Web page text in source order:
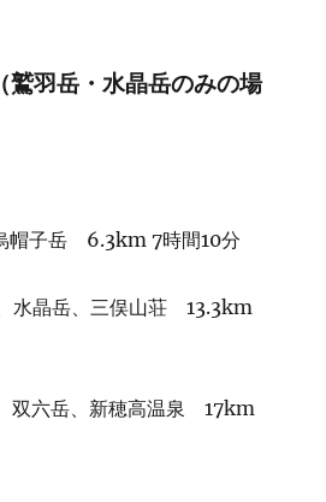
鷲羽岳・水晶岳のみの場
帽子岳 6.3km 7時間10分
水晶岳、三俣山荘 13.3km
双六岳、新穂高温泉 17km